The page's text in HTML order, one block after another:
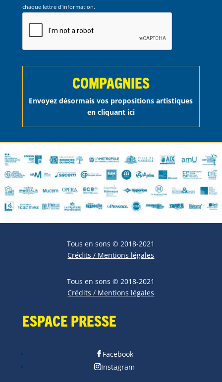
chaque lettre d'information.
COMPAGNIES
Envoyez désormais vos propositions artistiques
en cliquant ici
Tous en sons © 2018-2021
Crédits / Mentions légales
Tous en sons © 2018-2021
Crédits / Mentions légales
Espace Presse
Facebook
Instagram